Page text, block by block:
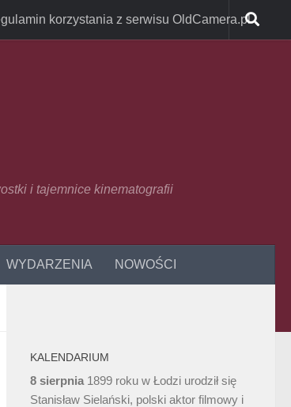
korzystania z serwisu OldCamera.pl
i tajemnice kinematografii
WYDARZENIA NOWOŚCI
KALENDARIUM
8 sierpnia 1899 roku w Łodzi urodził się
Stanisław Sielański, polski aktor filmowy i